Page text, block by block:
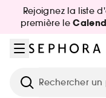
Aller au menu
Aller au contenu
Aller au pied de
Rejoignez la liste
première le
Recherche